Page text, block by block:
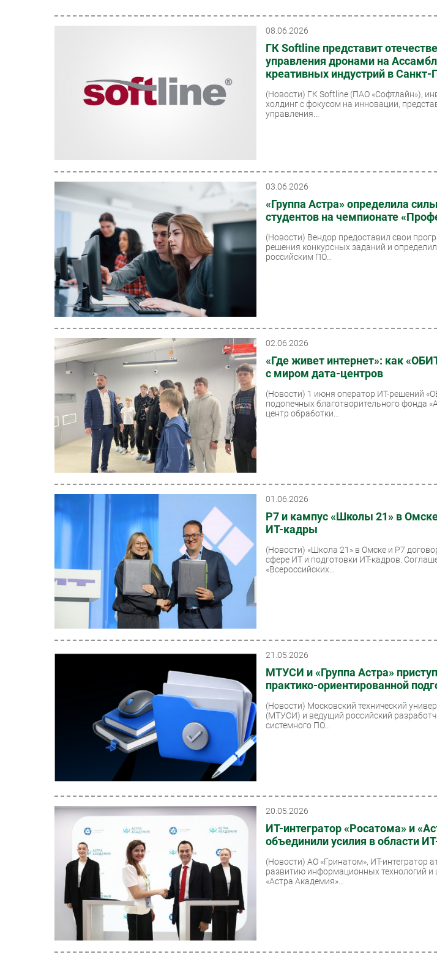
08.06.2026
ГК Softline представит
управления дронами на
креативных индустрий в Санкт-
(Новости) ГК Softline (ПАО «Софтлайн»),
холдинг с фокусом на инновации,
управления...
03.06.2026
«Группа Астра» определила
студентов на чемпионате
(Новости) Вендор предоставил свои
решения конкурсных заданий и
российским ПО...
02.06.2026
«Где живет интернет»: как
с миром дата-центров
(Новости) 1 июня оператор ИТ-решений
подопечных благотворительного фонда
центр обработки...
01.06.2026
Р7 и кампус «Школы 21» в
ИТ-кадры
(Новости) «Школа 21» в Омске и Р7
сфере ИТ и подготовки ИТ-кадров.
«Всероссийских...
21.05.2026
МТУСИ и «Группа Астра»
практико-ориентированной
(Новости) Московский технический
(МТУСИ) и ведущий российский
системного ПО...
20.05.2026
ИТ-интегратор «Росатома» и
объединили усилия в области
(Новости)АО «Гринатом», ИТ-интегратор
развитию информационных технологий и
«Астра Академия»...